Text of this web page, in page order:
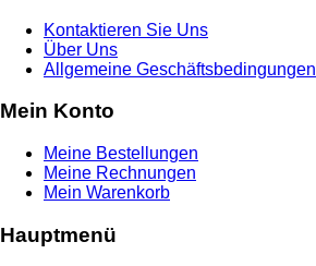
Kontaktieren Sie Uns
Über Uns
Allgemeine Geschäftsbedingungen
Mein Konto
Meine Bestellungen
Meine Rechnungen
Mein Warenkorb
Hauptmenü